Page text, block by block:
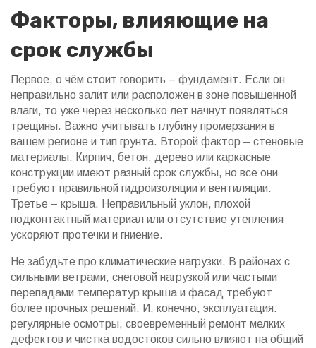
Факторы, влияющие на
срок службы
Первое, о чём стоит говорить – фундамент. Если он
неправильно залит или расположен в зоне повышенной
влаги, то уже через несколько лет начнут появляться
трещины. Важно учитывать глубину промерзания в
вашем регионе и тип грунта. Второй фактор – стеновые
материалы. Кирпич, бетон, дерево или каркасные
конструкции имеют разный срок службы, но все они
требуют правильной гидроизоляции и вентиляции.
Третье – крыша. Неправильный уклон, плохой
подконтактный материал или отсутствие утепления
ускоряют протечки и гниение.
Не забудьте про климатические нагрузки. В районах с
сильными ветрами, снеговой нагрузкой или частыми
перепадами температур крыша и фасад требуют
более прочных решений. И, конечно, эксплуатация:
регулярные осмотры, своевременный ремонт мелких
дефектов и чистка водостоков сильно влияют на общий